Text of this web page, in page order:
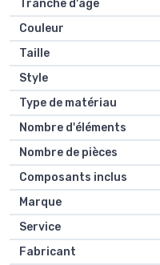
Tranche d'âge
Couleur
Taille
Style
Type de matériau
Nombre d'éléments
Nombre de pièces
Composants inclus
Marque
Service
Fabricant